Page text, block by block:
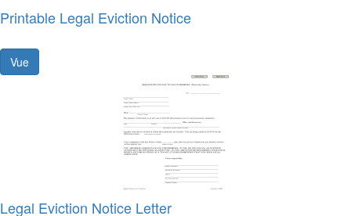
Printable Legal Eviction Notice
Vue
Legal Eviction Notice Letter